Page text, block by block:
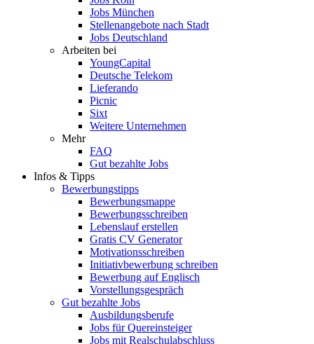
Jobs München
Stellenangebote nach Stadt
Jobs Deutschland
Arbeiten bei
YoungCapital
Deutsche Telekom
Lieferando
Picnic
Sixt
Weitere Unternehmen
Mehr
FAQ
Gut bezahlte Jobs
Infos & Tipps
Bewerbungstipps
Bewerbungsmappe
Bewerbungsschreiben
Lebenslauf erstellen
Gratis CV Generator
Motivationsschreiben
Initiativbewerbung schreiben
Bewerbung auf Englisch
Vorstellungsgespräch
Gut bezahlte Jobs
Ausbildungsberufe
Jobs für Quereinsteiger
Jobs mit Realschulabschluss